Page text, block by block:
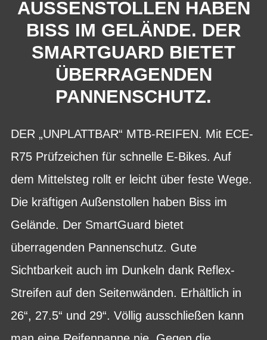
AUSSENSTOLLEN HABEN B
ISS IM GELÄNDE. DER S
MARTGUARD BIETET Ü
BERRAGENDEN P
ANNENSCHUTZ.
DER „UNPLATTBAR“ MTB-REIFEN. Mit ECE-
R75 Prüfzeichen für schnelle E-Bikes. Auf
dem Mittelsteg rollt er leicht über feste Wege.
Die kräftigen Außenstollen haben Biss im
Gelände. Der SmartGuard bietet
überragenden Pannenschutz. Gute
Sichtbarkeit auch im Dunkeln dank Reflex-
Streifen auf den Seitenwänden. Erhältlich in
26“, 27.5“ und 29“. Völlig ausschließen kann